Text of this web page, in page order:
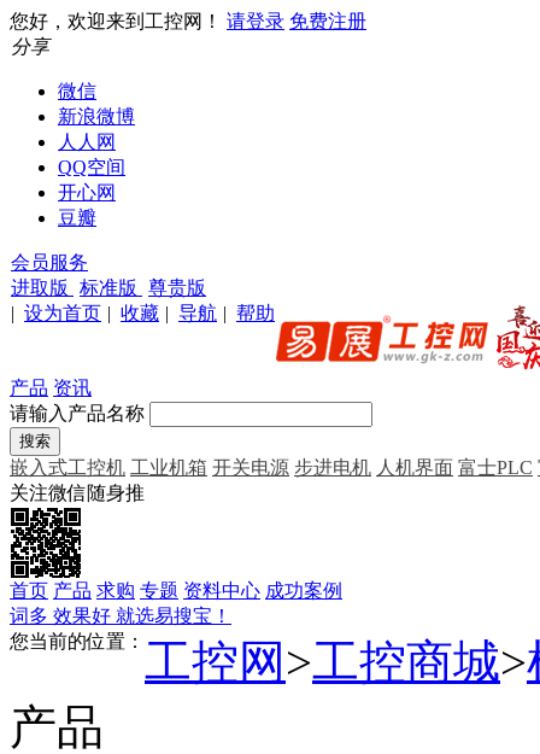
您好，欢迎来到工控网！ 请登录 免费注册
分享
微信
新浪微博
人人网
QQ空间
开心网
豆瓣
会员服务
进取版
标准版
尊贵版
| 设为首页 | 收藏 | 导航 | 帮助
产品 资讯
请输入产品名称
嵌入式工控机 工业机箱 开关电源 步进电机 人机界面 富士PLC
关注微信随身推
首页 产品 求购 专题 资料中心 成功案例
词多 效果好 就选易搜宝！
您当前的位置： 工控网 >工控商城>
产品